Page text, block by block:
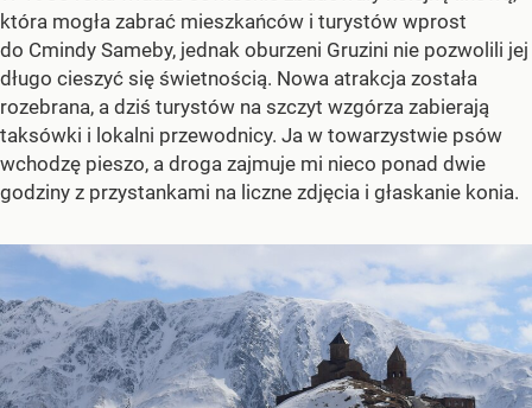
która mogła zabrać mieszkańców i turystów wprost
do Cmindy Sameby, jednak oburzeni Gruzini nie pozwolili jej
długo cieszyć się świetnością. Nowa atrakcja została
rozebrana, a dziś turystów na szczyt wzgórza zabierają
taksówki i lokalni przewodnicy. Ja w towarzystwie psów
wchodzę pieszo, a droga zajmuje mi nieco ponad dwie
godziny z przystankami na liczne zdjęcia i głaskanie konia.